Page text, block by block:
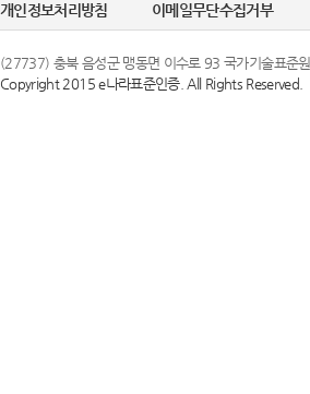
개인정보처리방침 이메일무단수집거부
(27737) 충북 음성군 맹동면 이수로 93 국가기술표준원
Copyright 2015 e나라표준인증. All Rights Reserved.